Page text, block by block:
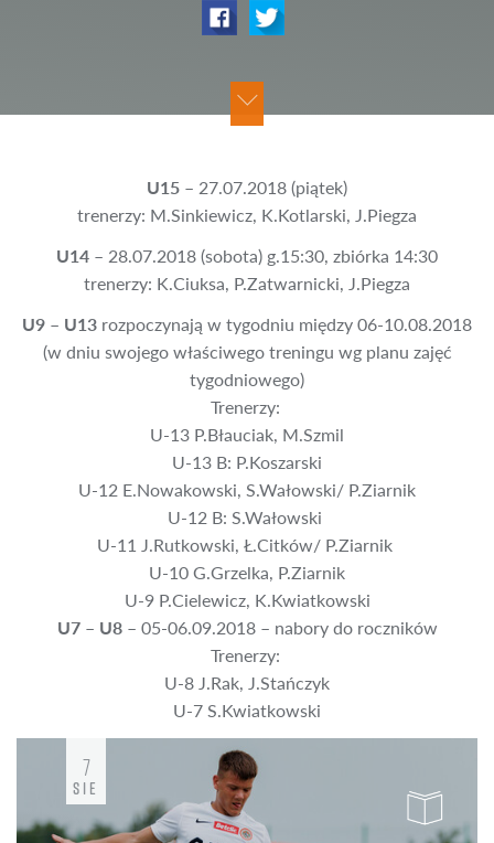
U15 – 27.07.2018 (piątek)
trenerzy: M.Sinkiewicz, K.Kotlarski, J.Piegza
U14 – 28.07.2018 (sobota) g.15:30, zbiórka 14:30
trenerzy: K.Ciuksa, P.Zatwarnicki, J.Piegza
U9 – U13 rozpoczynają w tygodniu między 06-10.08.2018
(w dniu swojego właściwego treningu wg planu zajęć
tygodniowego)
Trenerzy:
U-13 P.Błauciak, M.Szmil
U-13 B: P.Koszarski
U-12 E.Nowakowski, S.Wałowski/ P.Ziarnik
U-12 B: S.Wałowski
U-11 J.Rutkowski, Ł.Citków/ P.Ziarnik
U-10 G.Grzelka, P.Ziarnik
U-9 P.Cielewicz, K.Kwiatkowski
U7 – U8– 05-06.09.2018 – nabory do roczników
Trenerzy:
U-8 J.Rak, J.Stańczyk
U-7 S.Kwiatkowski
7
SIE